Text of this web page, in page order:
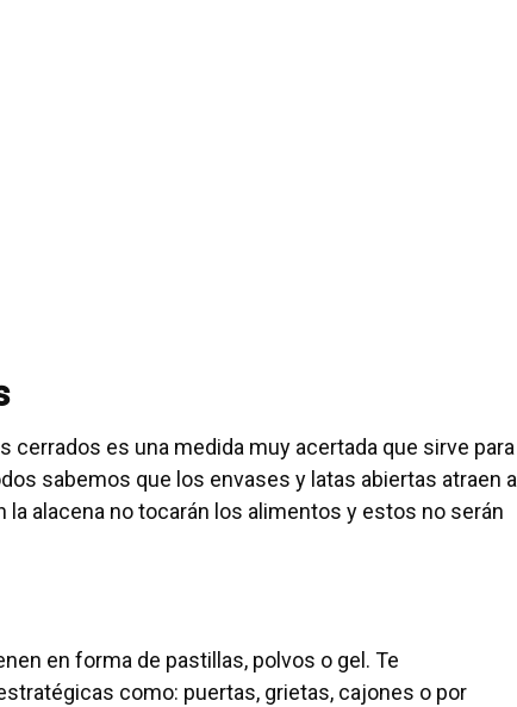
es una medida muy acertada que sirve para
sabemos que los envases y latas abiertas atraen a
la alacena no tocarán los alimentos y estos no serán
en forma de pastillas, polvos o gel. Te
como: puertas, grietas, cajones o por